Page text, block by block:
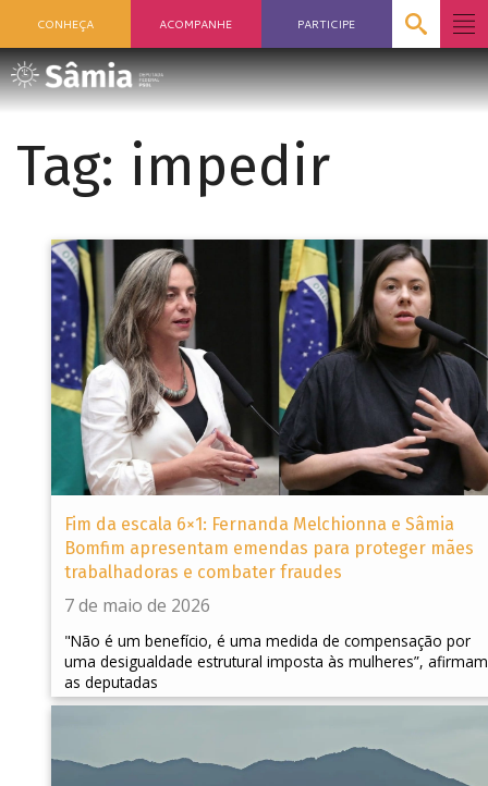
CONHEÇA ACOMPANHE PARTICIPE
Tag: impedir
Fim da escala 6×1: Fernanda Melchionna e Sâmia
Bomfim apresentam emendas para proteger mães
trabalhadoras e combater fraudes
7 de maio de 2026
"Não é um benefício, é uma medida de compensação por
uma desigualdade estrutural imposta às mulheres”, afirmam
as deputadas